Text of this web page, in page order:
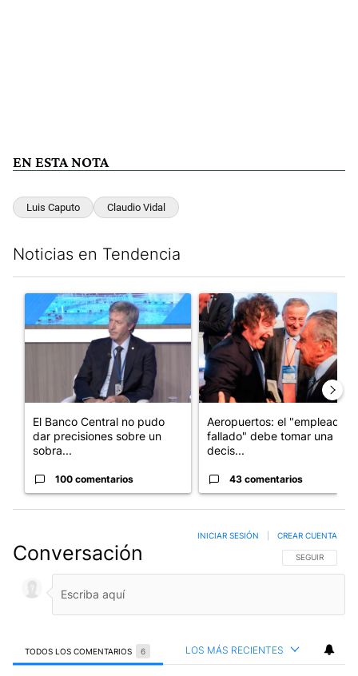
EN ESTA NOTA
Luis Caputo Claudio Vidal
Noticias en Tendencia
Un artículo de tendencia con el título "El Banco Central no
El Banco Central no pudo
dar precisiones sobre un
sobra...
100 comentarios
Un artículo de tendencia con
Aeropuertos: el "empleado
fallado" debe tomar una
decis...
43 comentarios
Conversación SIGA ESTA
SEGUIR
INICIAR SESIÓN CREAR CUENTA
TODOS LOS COMENTARIOS 6 LOS MÁS RECIENTES